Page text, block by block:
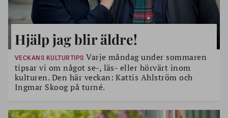
Hjälp jag blir äldre!
VECKANS KULTURTIPS Varje måndag under sommaren
tipsar vi om något se-, läs- eller hörvärt inom
kulturen. Den här veckan: Kattis Ahlström och
Ingmar Skoog på turné.